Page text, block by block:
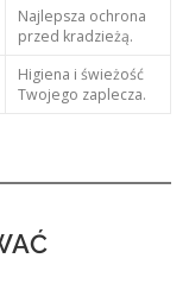
Najlepsza ochrona
przed kradzieżą.
Higiena i świeżość
Twojego zaplecza.